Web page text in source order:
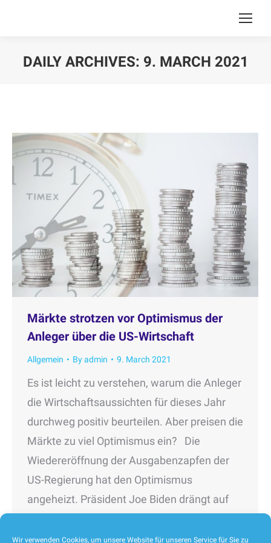
Wir verwenden Cookies, um unsere Website für unseren Service für Sie zu
DAILY ARCHIVES: 9. MARCH 2021
Märkte strotzen vor Optimismus der
Anleger über die US-Wirtschaft
Allgemein Byadmin 9. March 2021
Es ist leicht zu verstehen, warum die Anleger
die Wirtschaftsaussichten für dieses Jahr
durchweg positiv beurteilen. Aber preisen die
Märkte zu viel Optimismus ein? Die
Wiedereröffnung der Ausgabenzapfen der
US-Regierung hat den Optimismus
angeheizt. Präsident Joe Biden drängt auf
zusätzlich zu dem Ende Dezember